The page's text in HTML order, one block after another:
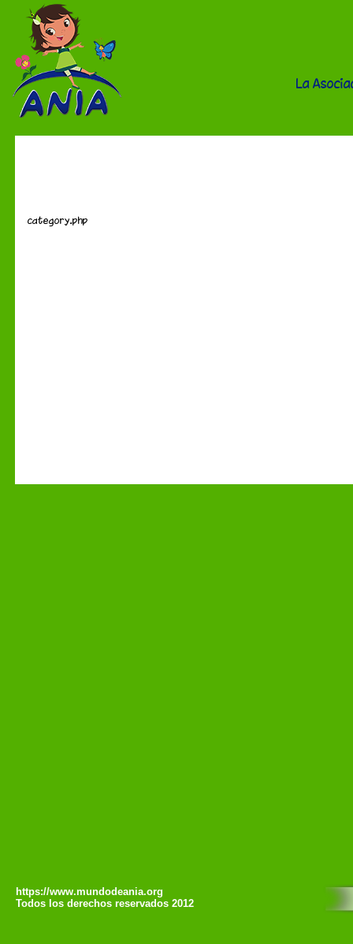
La
category.php
https://www.mundodeania.org
Todos los derechos reservados 2012